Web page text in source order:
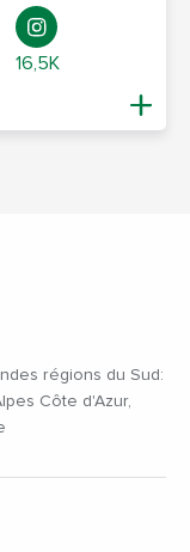
16,5K
régions du Sud:
Côte d'Azur,